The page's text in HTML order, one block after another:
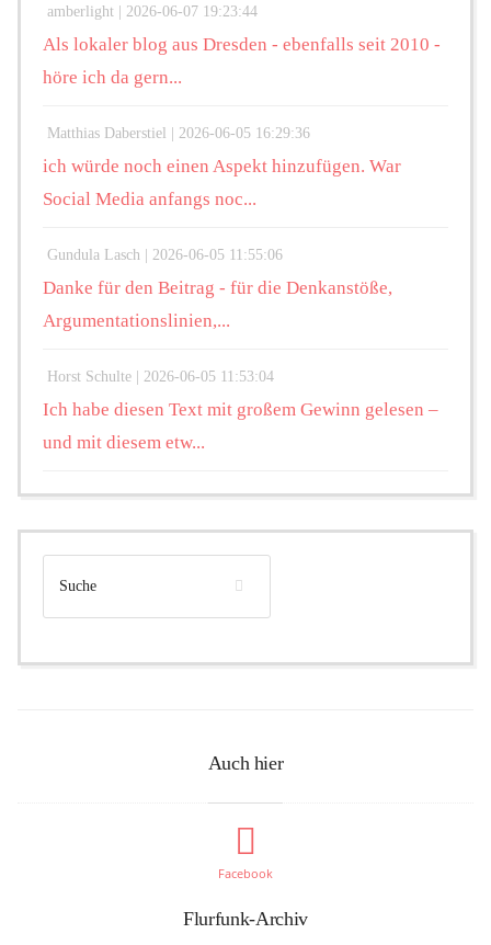
amberlight | 2026-06-07 19:23:44
Als lokaler blog aus Dresden - ebenfalls seit 2010 -
höre ich da gern...
Matthias Daberstiel | 2026-06-05 16:29:36
ich würde noch einen Aspekt hinzufügen. War
Social Media anfangs noc...
Gundula Lasch | 2026-06-05 11:55:06
Danke für den Beitrag - für die Denkanstöße,
Argumentationslinien,...
Horst Schulte | 2026-06-05 11:53:04
Ich habe diesen Text mit großem Gewinn gelesen –
und mit diesem etw...
Auch hier
Facebook
Flurfunk-Archiv